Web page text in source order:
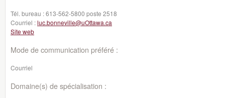
Tél. bureau :613-562-5800 poste 2518
Courriel :luc.bonneville@uOttawa.ca
Site web
Mode de communication préféré :
Courriel
Domaine(s) de spécialisation :